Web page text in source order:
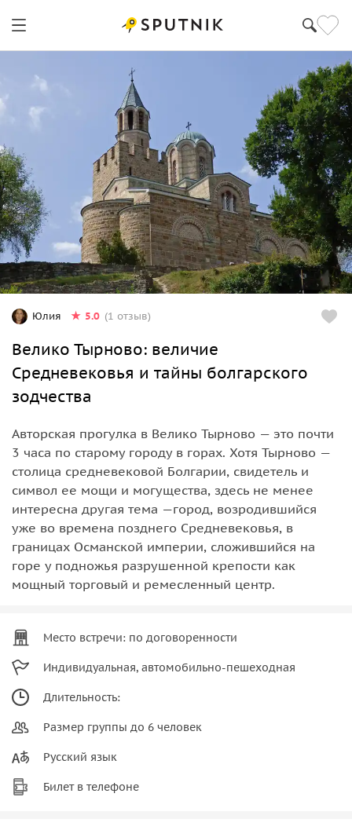
Юлия 5.0 (1 отзыв)
Велико Тырново: величие
Средневековья и тайны болгарского
зодчества
Авторская прогулка в Велико Тырново — это почти
3 часа по старому городу в горах. Хотя Тырново —
столица средневековой Болгарии, свидетель и
символ ее мощи и могущества, здесь не менее
интересна другая тема —город, возродившийся
уже во времена позднего Средневековья, в
границах Османской империи, сложившийся на
горе у подножья разрушенной крепости как
мощный торговый и ремесленный центр.
Место встречи: по договоренности
Индивидуальная, автомобильно-пешеходная
Длительность:
Размер группы до 6 человек
Русский язык
Билет в телефоне